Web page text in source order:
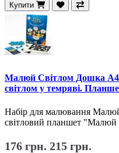
Купити
Малюй Світлом Дошка
світлом у темряві.
Набір для малювання
світловий планшет "Малюй
176 грн. 215 грн.